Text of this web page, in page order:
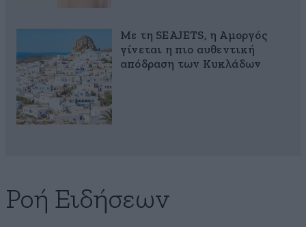
Με τη SEAJETS, η Αμοργός
γίνεται η πιο αυθεντική
απόδραση των Κυκλάδων
Ροή Ειδήσεων